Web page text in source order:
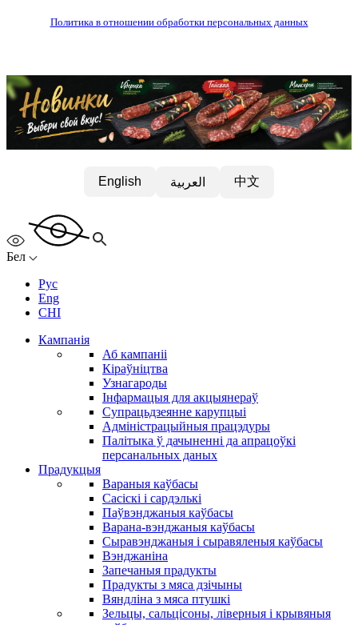
Политика в отношении обработки персональных данных
English العربية 中文
Бел
Рус
Eng
CHI
Кампанія
Аб кампаніі
Кіраўніцтва
Узнагароды
Інфармацыя для акцыянераў
Супрацьдзеянне карупцыі
Адміністрацыйныя працэдуры
Палітыка ў дачыненні да апрацоўкі
персанальных даных
Прадукцыя
Вараныя каўбасы
Сасіскі і сардэлькі
Паўвэнджаныя каўбасы
Варана-вэнджаныя каўбасы
Сыравэнджаныя і сыравяленыя каўбасы
Вэнджаніна
Запечаныя прадукты
Прадукты з мяса дзічыны
Вяндліна з мяса птушкі
Зельцы, сальцісоны, ліверныя і крывяныя